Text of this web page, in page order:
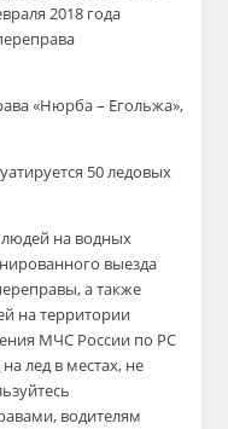
2018 года
«Нюрба – Егольжа»,
50 ледовых
людей на водных
выезда
а также
на территории
МЧС России по РС
лед в местах, не
водителям